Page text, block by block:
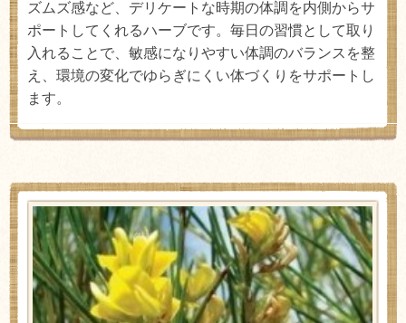
ズムズ感など、デリケートな時期の体調を内側からサ
ポートしてくれるハーブです。毎日の習慣として取り
入れることで、敏感になりやすい体調のバランスを整
え、環境の変化でゆらぎにくい体づくりをサポートし
ます。